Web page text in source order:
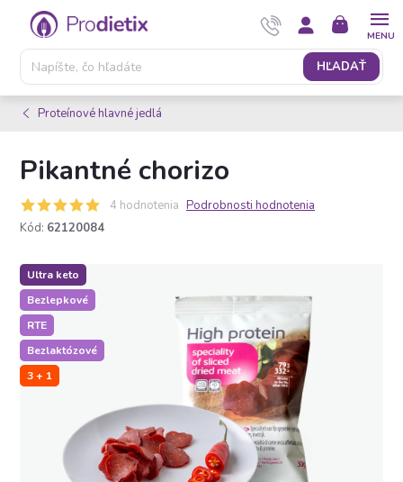
Prejsť
obsah
HĽADAŤ
NÁKUPNÝ
KOŠÍK
Proteínové hlavné jedlá
Pikantné chorizo
4 hodnotenia Podrobnosti hodnotenia
Kód: 62120084
Ultra keto
Bezlepkové
RTE
Bezlaktózové
3 + 1